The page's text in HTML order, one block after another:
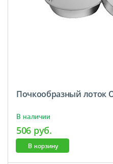
Почкообразный лоток
В наличии
506 руб.
В корзину